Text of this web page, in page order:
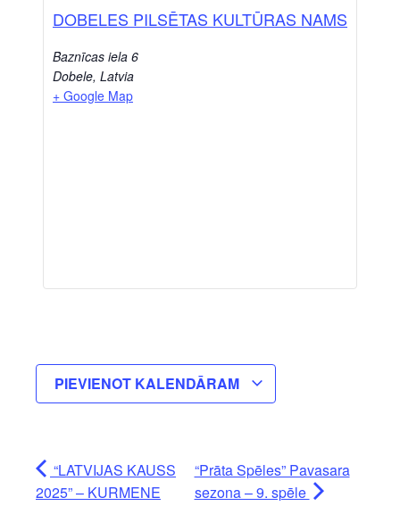
DOBELES PILSĒTAS KULTŪRAS NAMS
Baznīcas iela 6
Dobele, Latvia
+ Google Map
PIEVIENOT KALENDĀRAM
“LATVIJAS KAUSS
2025” – KURMENE
“Prāta Spēles” Pavasara
sezona – 9. spēle